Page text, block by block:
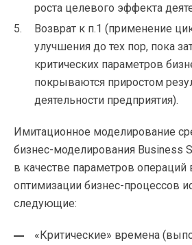
роста целевого эффекта
Возврат к п.1 (применение
улучшения до тех пор, пока
критических параметров
покрываются приростом
деятельности предприятия).
Имитационное моделирование
бизнес-моделирования Business
в качестве параметров операций
оптимизации бизнес-процессов
следующие:
«Критические» времена